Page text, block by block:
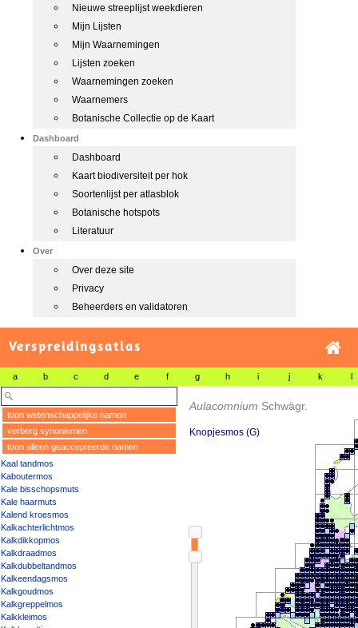
Nieuwe streeplijst weekdieren
Mijn Lijsten
Mijn Waarnemingen
Lijsten zoeken
Waarnemingen zoeken
Waarnemers
Botanische Collectie op de Kaart
Dashboard
Dashboard
Kaart biodiversiteit per hok
Soortenlijst per atlasblok
Botanische hotspots
Literatuur
Over
Over deze site
Privacy
Beheerders en validatoren
Verspreidingsatlas
a b c d e f g h i j k l
toon wetenschappelijke namen
verberg synoniemen
toon alleen geaccepteerde namen
Kaal tandmos
Kaboutermos
Kale bisschopsmuts
Kale haarmuts
Kalend kroesmos
Kalkachterlichtmos
Kalkdikkopmos
Kalkdraadmos
Kalkdubbeltandmos
Kalkeendagsmos
Kalkgoudmos
Kalkgreppelmos
Kalkkleimos
Aulacomnium Schwägr.
Knopjesmos (G)